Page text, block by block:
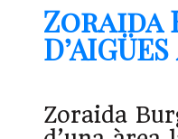
Zoraida
Zoraida